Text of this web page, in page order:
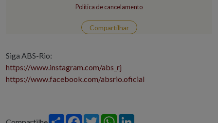
Política de cancelamento
Compartilhar
Siga ABS-Rio:
https://www.instagram.com/abs_rj
https://www.facebook.com/absrio.oficial
Share Facebook
TwitterWhatsApp